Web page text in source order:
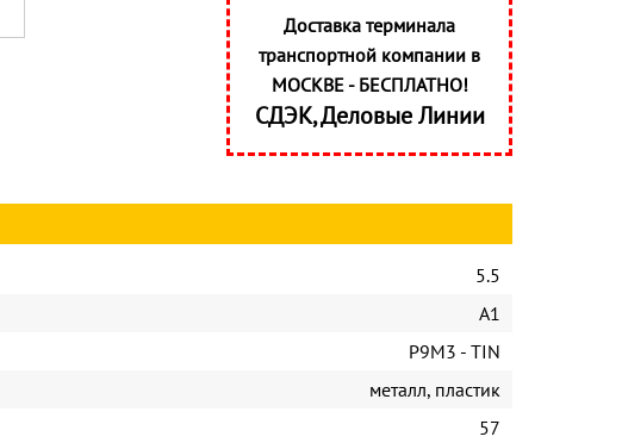
Доставка терминала
транспортной компании в
МОСКВЕ - БЕСПЛАТНО!
СДЭК, Деловые Линии
5.5
А1
Р9М3 - TIN
металл, пластик
57